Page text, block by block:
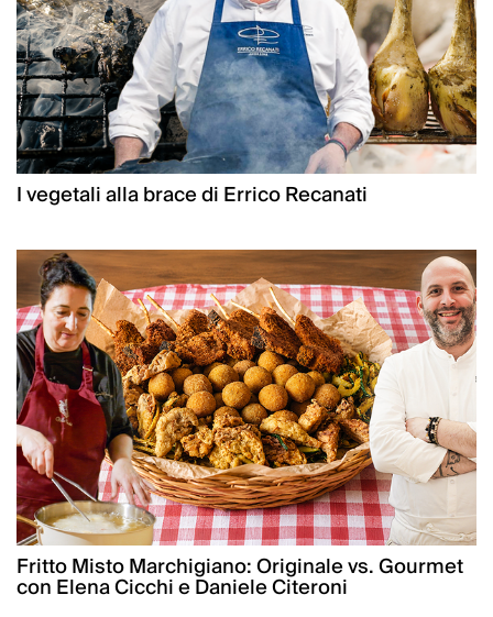
I vegetali alla brace di Errico Recanati
Fritto Misto Marchigiano: Originale vs. Gourmet
con Elena Cicchi e Daniele Citeroni